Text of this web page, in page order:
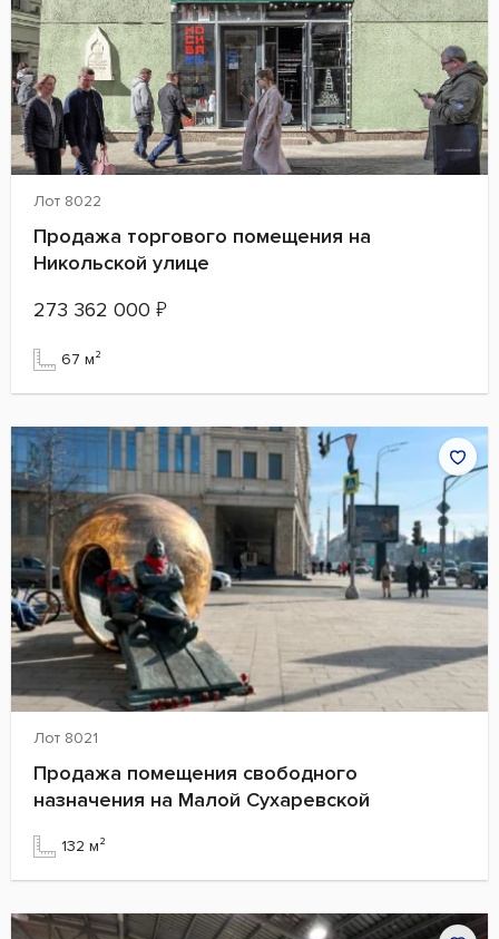
Лот 8022
Продажа торгового помещения на
Никольской улице
273 362 000 ₽
67 м²
Лот 8021
Продажа помещения свободного
назначения на Малой Сухаревской
132 м²